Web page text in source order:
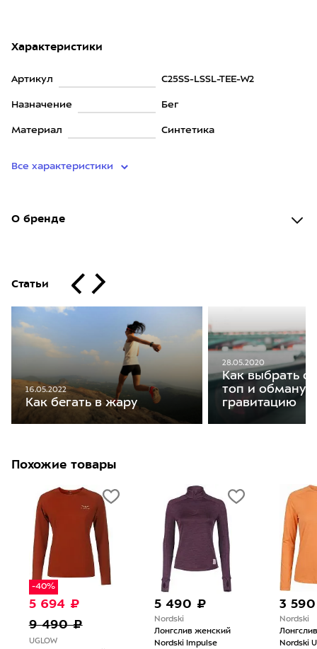
Характеристики
Артикул C25SS-LSSL-TEE-W2
Назначение Бег
Материал Синтетика
Все характеристики
О бренде
Статьи
16.05.2022
Как бегать в жару
28.05.2020
Как выбрать
топ и
гравитацию
Похожие товары
-40%
5 694 ₽
9 490 ₽
UGLOW
5 490 ₽
Nordski
Лонгслив женский
Nordski Impulse
3
Nordski
Nordski